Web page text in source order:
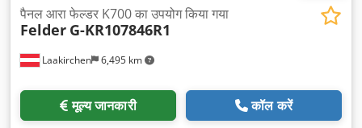
Laakirchen 6,495 km
पैनल आरा फेल्डर K700 का उपयोग किया गया
Felder G-KR107846R1
मूल्य जानकारी कॉल करें